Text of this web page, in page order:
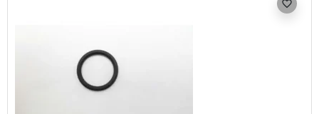
favorite_border